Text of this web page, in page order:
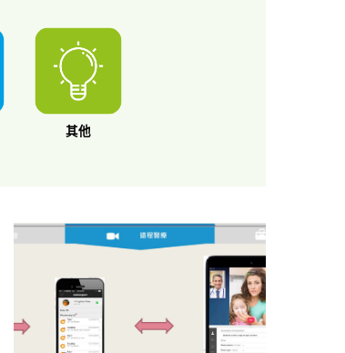
其他